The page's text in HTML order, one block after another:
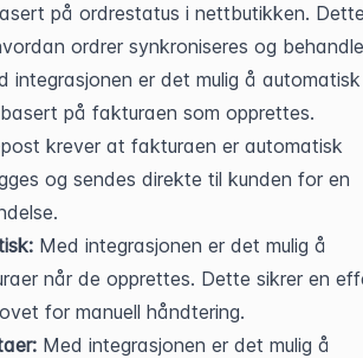
på ordrestatus i nettbutikken.
ordrer synkroniseres og
integrasjonen er det mulig å automatisk
på fakturaen som opprettes.
krever at fakturaen er automatisk
og sendes direkte til kunden for en
Med integrasjonen er det mulig å
når de opprettes. Dette sikrer en
for manuell håndtering.
Med integrasjonen er det mulig å